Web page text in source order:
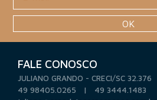
OK
FALE CONOSCO
JULIANO GRANDO - CRECI/SC 32.376
49 98405.0265 | 49 3444.1483